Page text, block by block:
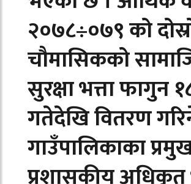
२०७८÷०७९ को
चौमासिकको
सुरक्षा भत्ता फागुन
गतेदेखि वितरण
गाउँपालिकाका